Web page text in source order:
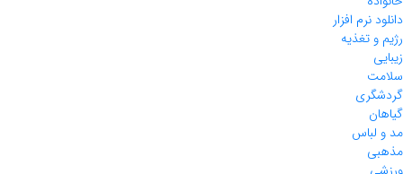
دانلود نرم افزار
رژیم و تغذیه
زیبایی
سلامت
گردشگری
گیاهان
مد و لباس
مذهبی